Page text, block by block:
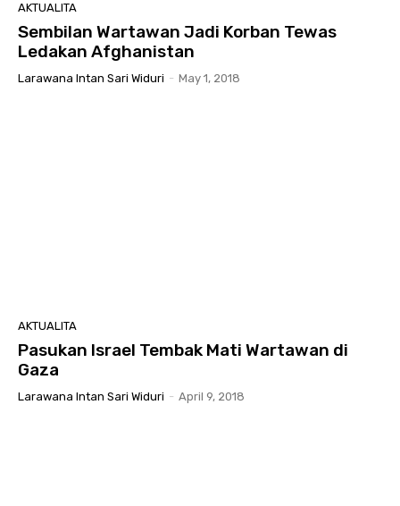
AKTUALITA
Sembilan Wartawan Jadi Korban Tewas
Ledakan Afghanistan
Larawana Intan Sari Widuri - May 1, 2018
AKTUALITA
Pasukan Israel Tembak Mati Wartawan di
Gaza
Larawana Intan Sari Widuri - April 9, 2018